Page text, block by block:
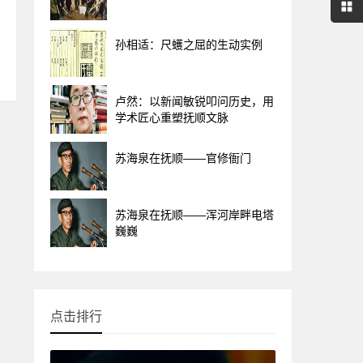
孙相适：尺蠖之屈的生动实例
卢然：以新闻敏锐叩问历史，用
学术匠心重塑抚顺文脉
苏海泉在抚顺——官修衙门
苏海泉在抚顺——浑河岸畔电塔
巍巍
点击排行